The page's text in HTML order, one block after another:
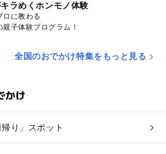
ラめくホンモノ体験
ロに教わる
親子体験プログラム！
全国のおでかけ特集をもっと見る
かけ
り」スポット